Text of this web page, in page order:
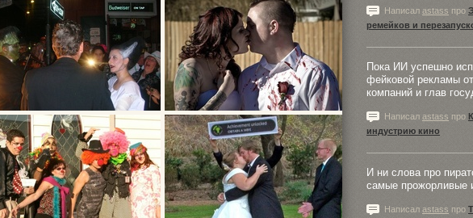
Написал astass про
ремейков и
Пока ИИ успешно
фейковой рекламы
компаний и глав
Написал astass про
индустрию кино
И ни слова про
самые прожорливые
Написал astass про